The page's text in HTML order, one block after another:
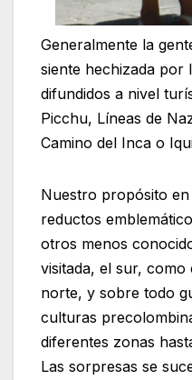
Generalmente la
siente hechizada por
difundidos a nivel
Picchu, Líneas de
Camino del Inca o
Nuestro propósito en
reductos
otros menos
visitada, el sur,
norte, y sobre todo
culturas
diferentes zonas
Las sorpresas se